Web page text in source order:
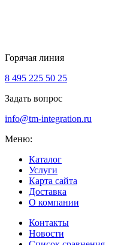
Горячая линия
8 495 225 50 25
Задать вопрос
info@tm-integration.ru
Меню:
Каталог
Услуги
Карта сайта
Доставка
О компании
Контакты
Новости